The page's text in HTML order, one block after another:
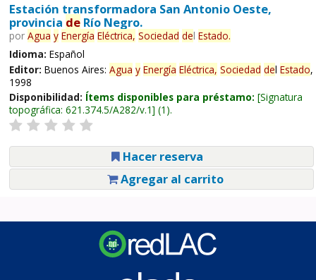
Estación transformadora San Antonio Oeste,
provincia deRío Negro.
por Agua y Energía Eléctrica, Sociedad del Estado.
Idioma: Español
Editor: Buenos Aires: Agua y Energía Eléctrica, Sociedad del Estado,
1998
Disponibilidad: Ítems disponibles para préstamo: Signatura
topográfica: 621.374.5/A282/v.1 (1).
Hacer reserva
Agregar al carrito